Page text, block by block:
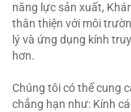
năng lực sản xuất,
thân thiện với môi
lý và ứng dụng kính
hơn.
Chúng tôi có thể cung
chẳng hạn như: Kính